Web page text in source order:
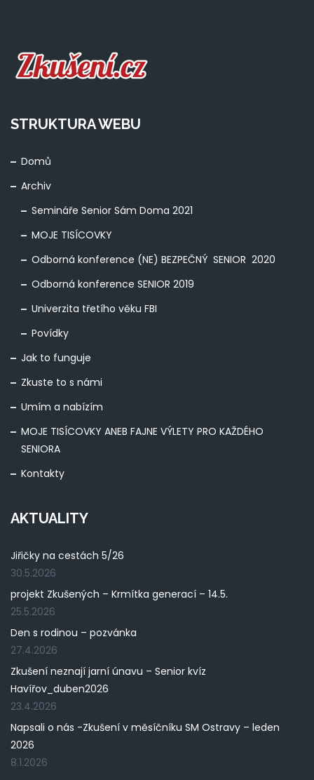
STRUKTURA WEBU
Domů
Archiv
Semináře Senior Sám Doma 2021
MOJE TISÍCOVKY
Odborná konference (NE) BEZPEČNÝ SENIOR 2020
Odborná konference SENIOR 2019
Univerzita třetího věku FBI
Povídky
Jak to funguje
Zkuste to s námi
Umím a nabízím
MOJE TISÍCOVKY ANEB FAJNE VÝLETY PRO KAŽDÉHO
SENIORA
Kontakty
AKTUALITY
Jiřičky na cestách 5/26
30.5.2026
projekt Zkušených – Krmítka generací – 14.5.
25.5.2026
Den s rodinou – pozvánka
27.4.2026
Zkušení neznají jarní únavu – Senior kvíz
Havířov_duben2026
23.4.2026
Napsali o nás -Zkušení v měsíčníku SM Ostravy – leden
2026
8.1.2026